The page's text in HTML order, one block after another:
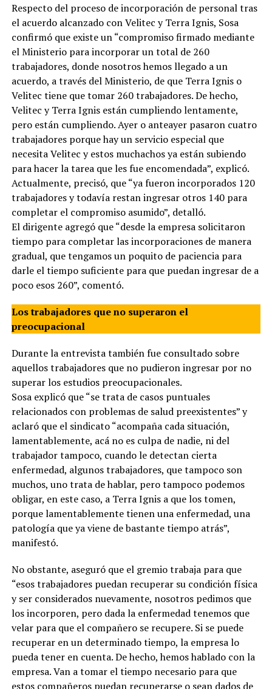
Respecto del proceso de incorporación de personal tras
el acuerdo alcanzado con Velitec y Terra Ignis, Sosa
confirmó que existe un “compromiso firmado mediante
el Ministerio para incorporar un total de 260
trabajadores, donde nosotros hemos llegado a un
acuerdo, a través del Ministerio, de que Terra Ignis o
Velitec tiene que tomar 260 trabajadores. De hecho,
Velitec y Terra Ignis están cumpliendo lentamente,
pero están cumpliendo. Ayer o anteayer pasaron cuatro
trabajadores porque hay un servicio especial que
necesita Velitec y estos muchachos ya están subiendo
para hacer la tarea que les fue encomendada”, explicó.
Actualmente, precisó, que “ya fueron incorporados 120
trabajadores y todavía restan ingresar otros 140 para
completar el compromiso asumido”, detalló.
El dirigente agregó que “desde la empresa solicitaron
tiempo para completar las incorporaciones de manera
gradual, que tengamos un poquito de paciencia para
darle el tiempo suficiente para que puedan ingresar de a
poco esos 260”, comentó.
Los trabajadores que no superaron el
preocupacional
Durante la entrevista también fue consultado sobre
aquellos trabajadores que no pudieron ingresar por no
superar los estudios preocupacionales.
Sosa explicó que “se trata de casos puntuales
relacionados con problemas de salud preexistentes” y
aclaró que el sindicato “acompaña cada situación,
lamentablemente, acá no es culpa de nadie, ni del
trabajador tampoco, cuando le detectan cierta
enfermedad, algunos trabajadores, que tampoco son
muchos, uno trata de hablar, pero tampoco podemos
obligar, en este caso, a Terra Ignis a que los tomen,
porque lamentablemente tienen una enfermedad, una
patología que ya viene de bastante tiempo atrás”,
manifestó.
No obstante, aseguró que el gremio trabaja para que
“esos trabajadores puedan recuperar su condición física
y ser considerados nuevamente, nosotros pedimos que
los incorporen, pero dada la enfermedad tenemos que
velar para que el compañero se recupere. Si se puede
recuperar en un determinado tiempo, la empresa lo
pueda tener en cuenta. De hecho, hemos hablado con la
empresa. Van a tomar el tiempo necesario para que
estos compañeros puedan recuperarse o sean dados de